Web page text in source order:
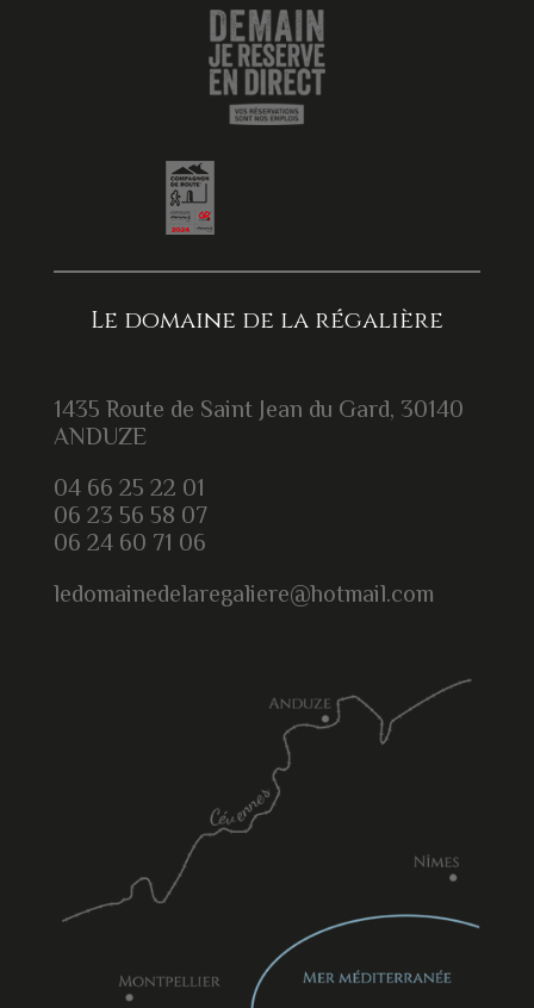
Le domaine de la régalière
1435 Route de Saint Jean du Gard, 30140
ANDUZE
04 66 25 22 01
06 23 56 58 07
06 24 60 71 06
ledomainedelaregaliere@hotmail.com